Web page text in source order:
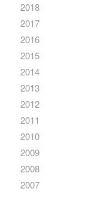
2018
2017
2016
2015
2014
2013
2012
2011
2010
2009
2008
2007